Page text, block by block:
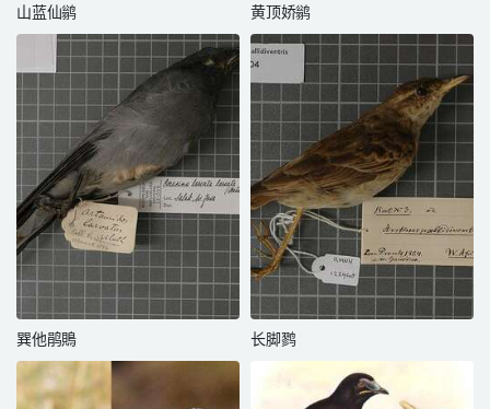
山蓝仙鹟 黄顶娇鹟
巽他鹃鵙 长脚鹨